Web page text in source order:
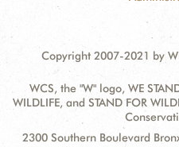
Copyright 2007-2021 by
WCS, the "W" logo, WE
WILDLIFE, and STAND FOR
Contact
Address:
2300 Southern Boulevard